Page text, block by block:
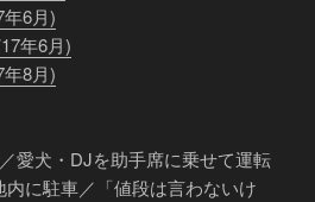
年6月)
年6月)
年8月)
愛犬・DJを助手席に乗せて運転
内に駐車／「値段は言わないけ